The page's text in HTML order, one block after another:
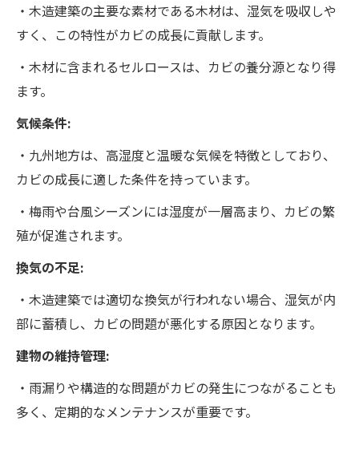
・木造建築の主要な素材である木材は、湿気を吸収しや
すく、この特性がカビの成長に貢献します。
・木材に含まれるセルロースは、カビの養分源となり得
ます。
気候条件:
・九州地方は、高湿度と温暖な気候を特徴としており、
カビの成長に適した条件を持っています。
・梅雨や台風シーズンには湿度が一層高まり、カビの繁
殖が促進されます。
換気の不足:
・木造建築では適切な換気が行われない場合、湿気が内
部に蓄積し、カビの問題が悪化する原因となります。
建物の維持管理:
・雨漏りや構造的な問題がカビの発生につながることも
多く、定期的なメンテナンスが重要です。